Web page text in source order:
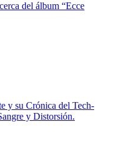
del álbum “Ecce
y su Crónica del Tech-
y Distorsión.